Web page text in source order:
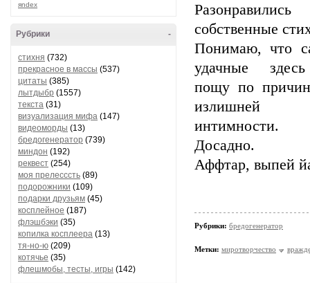
яndex
-
Рубрики
стихня (732)
прекрасное в массы (537)
цитаты (385)
лытдыбр (1557)
текста (31)
визуализация мифа (147)
видеоморды (13)
бредогенератор (739)
миндон (192)
реквест (254)
моя прелесссть (89)
подорожники (109)
подарки друзьям (45)
косплейное (187)
флэшбэки (35)
копилка косплеера (13)
тя-но-ю (209)
котячье (35)
флешмобы, тесты, игры (142)
Разонравились
собственные
Понимаю, что
удачные
пощу по
излишней
интимности.
Досадно.
Аффтар, выпей
Рубрики: бредогенератор
Метки: миротворчество